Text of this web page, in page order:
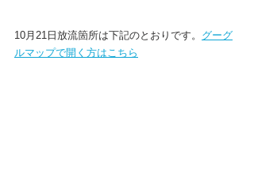
10月21日放流箇所は下記のとおりです。 グーグ
ルマップで開く方はこちら